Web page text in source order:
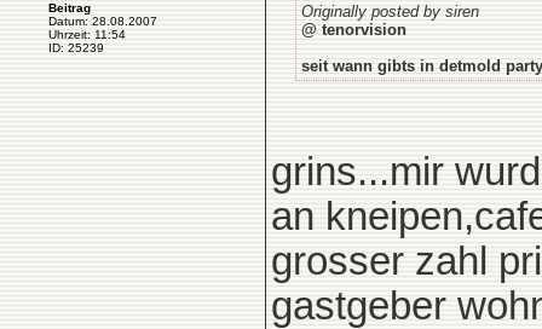
Beitrag
Datum: 28.08.2007
Uhrzeit: 11:54
ID: 25239
Originally posted by siren
@ tenorvision
seit wann gibts in detmold
grins...mir
an
grosser zahl
gastgeber